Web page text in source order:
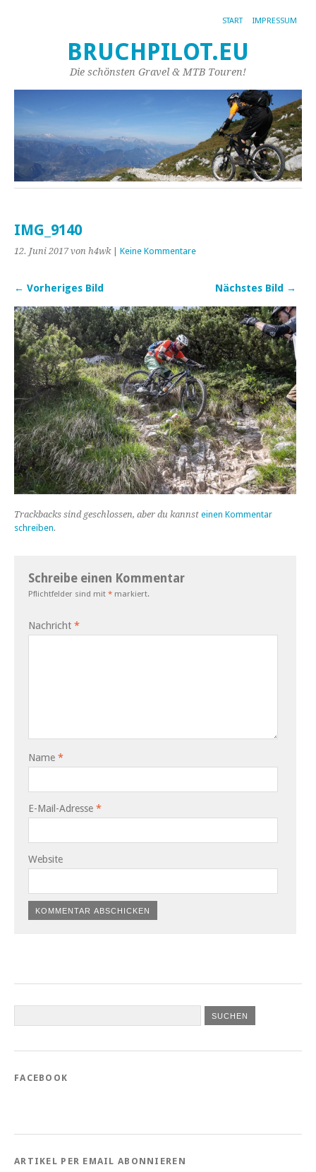
START IMPRESSUM
BRUCHPILOT.EU
Die schönsten Gravel & MTB Touren!
IMG_9140
12. Juni 2017 von h4wk| Keine Kommentare
← Vorheriges Bild Nächstes Bild →
Trackbacks sind geschlossen, aber du kannst einen Kommentar
schreiben.
Schreibe einen Kommentar
Pflichtfelder sind mit * markiert.
Nachricht *
Name *
E-Mail-Adresse *
Website
FACEBOOK
ARTIKEL PER EMAIL ABONNIEREN